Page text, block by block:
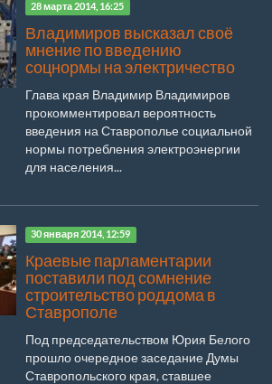
28 марта 2014, 16:25
Владимиров высказал своё
мнение по введению
соцнормы на электричество
Глава края Владимир Владимиров
прокомментировал вероятность
введения на Ставрополье социальной
нормы потребления электроэнергии
для населения...
30 января 2014, 12:59
Краевые парламентарии
поставили под сомнение
строительство роддома в
Ставрополе
Под председательством Юрия Белого
прошло очередное заседание Думы
Ставропольского края, ставшее